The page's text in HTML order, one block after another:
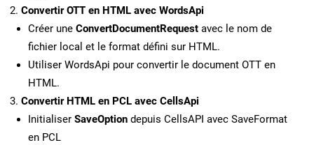
Convertir OTT en HTML avec WordsApi
Créer une ConvertDocumentRequest avec le nom de
fichier local et le format défini sur HTML.
Utiliser WordsApi pour convertir le document OTT en
HTML.
Convertir HTML en PCL avec CellsApi
Initialiser SaveOption depuis CellsAPI avec SaveFormat
en PCL